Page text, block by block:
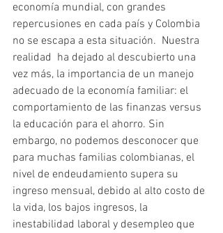
economía mundial, con grandes
repercusiones en cada país y Colombia
no se escapa a esta situación.  Nuestra
realidad  ha dejado al descubierto una
vez más, la importancia de un manejo
adecuado de la economía familiar: el
comportamiento de las finanzas versus
la educación para el ahorro. Sin
embargo, no podemos desconocer que
para muchas familias colombianas, el
nivel de endeudamiento supera su
ingreso mensual, debido al alto costo de
la vida, los bajos ingresos, la
inestabilidad laboral y desempleo que